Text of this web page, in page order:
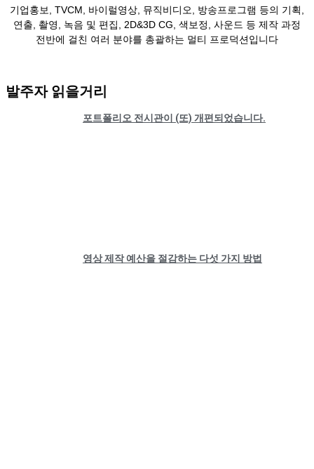
기업홍보, TVCM, 바이럴영상, 뮤직비디오, 방송프로그램 등의 기획,
연출, 촬영, 녹음 및 편집, 2D&3D CG, 색보정, 사운드 등 제작 과정
전반에 걸친 여러 분야를 총괄하는 멀티 프로덕션입니다
발주자 읽을거리
포트폴리오 전시관이 (또) 개편되었습니다.
영상 제작 예산을 절감하는 다섯 가지 방법